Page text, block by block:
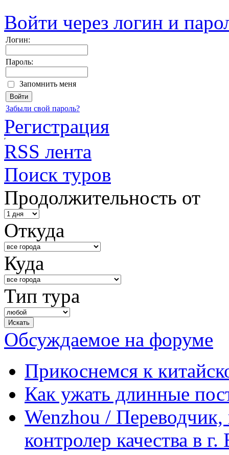
Войти через логин и
Логин:
Пароль:
Запомнить меня
Забыли свой пароль?
Регистрация
RSS лента
Поиск туров
Продолжительность от
Откуда
Куда
Тип тура
Обсуждаемое на форуме
Прикоснемся к
Как ужать длинные
Wenzhou / Переводчик,
контролер качества в